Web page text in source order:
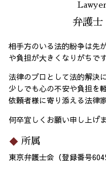
弁護士
相手方のいる法的紛争は先
や負担が大きくなりがちです
法律のプロとして法的解決
少しでも心の不安や負担を
依頼者様に寄り添える法律
何卒宜しくお願い申し上げま
所属
東京弁護士会（登録番号